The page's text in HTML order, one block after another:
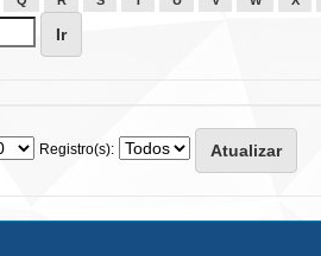
Registro(s):